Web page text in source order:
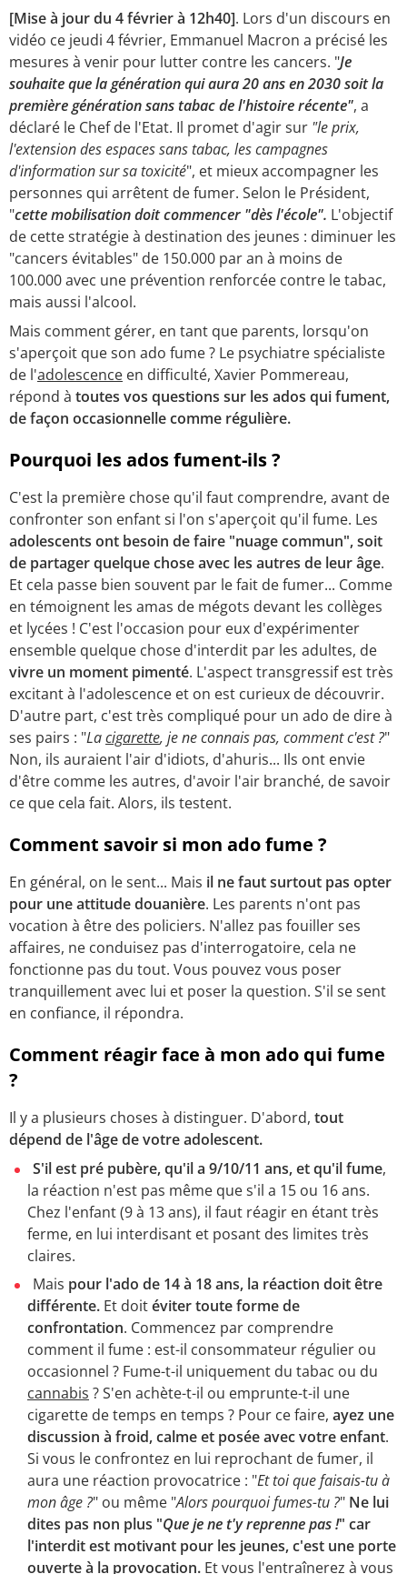
[Mise à jour du 4 février à 12h40]. Lors d'un discours en
vidéo ce jeudi 4 février, Emmanuel Macron a précisé les
mesures à venir pour lutter contre les cancers. "Je
souhaite que la génération qui aura 20 ans en 2030 soit la
première génération sans tabac de l'histoire récente", a
déclaré le Chef de l'Etat. Il promet d'agir sur "le prix,
l'extension des espaces sans tabac, les campagnes
d'information sur sa toxicité", et mieux accompagner les
personnes qui arrêtent de fumer. Selon le Président,
"cette mobilisation doit commencer "dès l'école". L'objectif
de cette stratégie à destination des jeunes : diminuer les
"cancers évitables" de 150.000 par an à moins de
100.000 avec une prévention renforcée contre le tabac,
mais aussi l'alcool.
Mais comment gérer, en tant que parents, lorsqu'on
s'aperçoit que son ado fume ? Le psychiatre spécialiste
de l'adolescence en difficulté, Xavier Pommereau,
répond à toutes vos questions sur les ados qui fument,
de façon occasionnelle comme régulière.
Pourquoi les ados fument-ils ?
C'est la première chose qu'il faut comprendre, avant de
confronter son enfant si l'on s'aperçoit qu'il fume. Les
adolescents ont besoin de faire "nuage commun", soit
de partager quelque chose avec les autres de leur âge.
Et cela passe bien souvent par le fait de fumer... Comme
en témoignent les amas de mégots devant les collèges
et lycées ! C'est l'occasion pour eux d'expérimenter
ensemble quelque chose d'interdit par les adultes, de
vivre un moment pimenté. L'aspect transgressif est très
excitant à l'adolescence et on est curieux de découvrir.
D'autre part, c'est très compliqué pour un ado de dire à
ses pairs : "Lacigarette, je ne connais pas, comment c'est ?"
Non, ils auraient l'air d'idiots, d'ahuris... Ils ont envie
d'être comme les autres, d'avoir l'air branché, de savoir
ce que cela fait. Alors, ils testent.
Comment savoir si mon ado fume ?
En général, on le sent... Mais il ne faut surtout pas opter
pour une attitude douanière. Les parents n'ont pas
vocation à être des policiers. N'allez pas fouiller ses
affaires, ne conduisez pas d'interrogatoire, cela ne
fonctionne pas du tout. Vous pouvez vous poser
tranquillement avec lui et poser la question. S'il se sent
en confiance, il répondra.
Comment réagir face à mon ado qui fume
?
Il y a plusieurs choses à distinguer. D'abord, tout
dépend de l'âge de votre adolescent.
S'il est pré pubère, qu'il a 9/10/11 ans, et qu'il fume,
la réaction n'est pas même que s'il a 15 ou 16 ans.
Chez l'enfant (9 à 13 ans), il faut réagir en étant très
ferme, en lui interdisant et posant des limites très
claires.
Mais pour l'ado de 14 à 18 ans, la réaction doit être
différente. Et doitéviter toute forme de
confrontation. Commencez par comprendre
comment il fume : est-il consommateur régulier ou
occasionnel ? Fume-t-il uniquement du tabac ou du
cannabis ? S'en achète-t-il ou emprunte-t-il une
cigarette de temps en temps ? Pour ce faire, ayez une
discussion à froid, calme et posée avec votre enfant.
Si vous le confrontez en lui reprochant de fumer, il
aura une réaction provocatrice : "Et toi que faisais-tu à
mon âge ?" ou même "Alors pourquoi fumes-tu ?" Ne lui
dites pas non plus "Que je ne t'y reprenne pas !" car
l'interdit est motivant pour les jeunes, c'est une porte
ouverte à la provocation. Et vous l'entraînerez à vous